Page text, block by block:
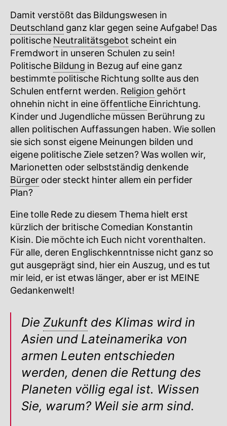
Damit verstößt das Bildungswesen in
Deutschland ganz klar gegen seine Aufgabe! Das
politische Neutralitätsgebot scheint ein
Fremdwort in unseren Schulen zu sein!
Politische Bildung in Bezug auf eine ganz
bestimmte politische Richtung sollte aus den
Schulen entfernt werden. Religion gehört
ohnehin nicht in eine öffentliche Einrichtung.
Kinder und Jugendliche müssen Berührung zu
allen politischen Auffassungen haben. Wie sollen
sie sich sonst eigene Meinungen bilden und
eigene politische Ziele setzen? Was wollen wir,
Marionetten oder selbstständig denkende
Bürger oder steckt hinter allem ein perfider
Plan?
Eine tolle Rede zu diesem Thema hielt erst
kürzlich der britische Comedian Konstantin
Kisin. Die möchte ich Euch nicht vorenthalten.
Für alle, deren Englischkenntnisse nicht ganz so
gut ausgeprägt sind, hier ein Auszug, und es tut
mir leid, er ist etwas länger, aber er ist MEINE
Gedankenwelt!
Die Zukunft des Klimas wird in
Asien und Lateinamerika von
armen Leuten entschieden
werden, denen die Rettung des
Planeten völlig egal ist. Wissen
Sie, warum? Weil sie arm sind.